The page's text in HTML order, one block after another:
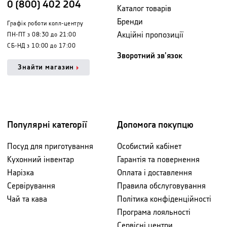
0 (800) 402 204
Графік роботи колл-центру
ПН-ПТ з 08:30 до 21:00
СБ-НД з 10:00 до 17:00
Знайти магазин
Каталог товарів
Бренди
Акційні пропозиції
Зворотний зв'язок
Популярні категорії
Посуд для приготування
Кухонний інвентар
Нарізка
Сервірування
Чай та кава
Допомога покупцю
Особистий кабінет
Гарантія та повернення
Оплата і доставлення
Правила обслуговування
Політика конфіденційності
Програма лояльності